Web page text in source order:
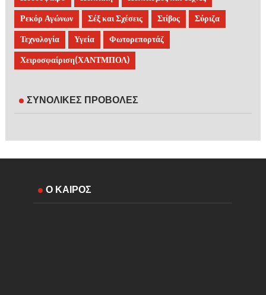
Ρεκόρ Αγώνων Σέξ και Σχέσεις Στίβος Σύριζα
Τεχνολογία Υγεία Φωτορεπορτάζ
Χειροσφαίριση(ΧΑΝΤΜΠΟΛ)
ΣΥΝΟΛΙΚΕΣ ΠΡΟΒΟΛΕΣ
Ο ΚΑΙΡΟΣ